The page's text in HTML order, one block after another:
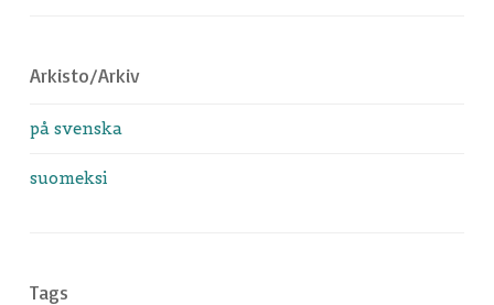
Arkisto/Arkiv
på svenska
suomeksi
Tags